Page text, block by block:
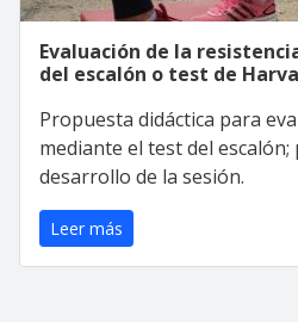
Evaluación de la
del escalón o test de
Propuesta didáctica para
mediante el test del
desarrollo de la sesión.
Leer más